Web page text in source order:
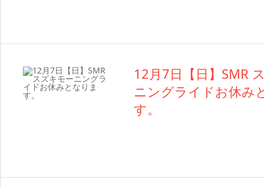
12月7日【日】SMR
ニングライドお休み
す。